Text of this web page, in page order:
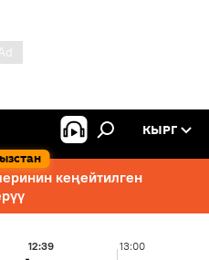
КЫРГ
кеңейтилген
13:00
12:39